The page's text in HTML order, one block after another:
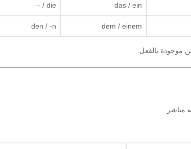
das / ein
die / –
dem / einem
den / -n